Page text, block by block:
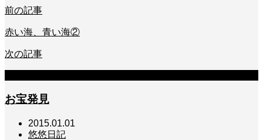
前の記事
赤い海、青い海②
次の記事
お宝発見
2015.01.01
悠悠日記